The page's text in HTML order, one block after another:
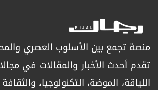
منصة تجمع بين الأسلوب العصري
تقدم أحدث الأخبار والمقالات في
اللياقة، الموضة، التكنولوجيا،